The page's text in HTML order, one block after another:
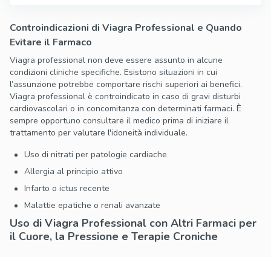
Controindicazioni di Viagra Professional e Quando
Evitare il Farmaco
Viagra professional non deve essere assunto in alcune
condizioni cliniche specifiche. Esistono situazioni in cui
l’assunzione potrebbe comportare rischi superiori ai benefici.
Viagra professional è controindicato in caso di gravi disturbi
cardiovascolari o in concomitanza con determinati farmaci. È
sempre opportuno consultare il medico prima di iniziare il
trattamento per valutare l'idoneità individuale.
Uso di nitrati per patologie cardiache
Allergia al principio attivo
Infarto o ictus recente
Malattie epatiche o renali avanzate
Uso di Viagra Professional con Altri Farmaci per
il Cuore, la Pressione e Terapie Croniche